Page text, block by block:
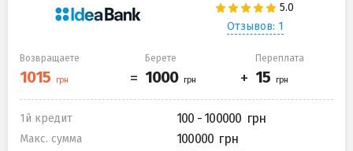
Отзывов: 1
Возвращаете Берете Переплата
1й кредит 100 - 100000
Макс. сумма 100000